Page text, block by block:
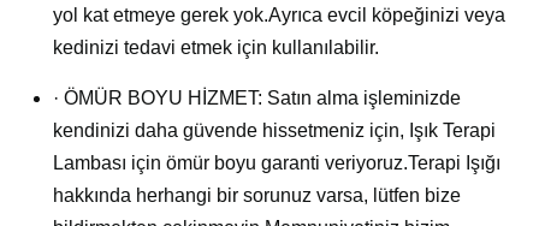
yol kat etmeye gerek yok.Ayrıca evcil köpeğinizi veya
kedinizi tedavi etmek için kullanılabilir.
· ÖMÜR BOYU HİZMET: Satın alma işleminizde
kendinizi daha güvende hissetmeniz için, Işık Terapi
Lambası için ömür boyu garanti veriyoruz.Terapi Işığı
hakkında herhangi bir sorunuz varsa, lütfen bize